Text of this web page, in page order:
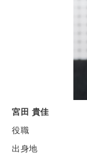
宮田 貴佳
役職
出身地